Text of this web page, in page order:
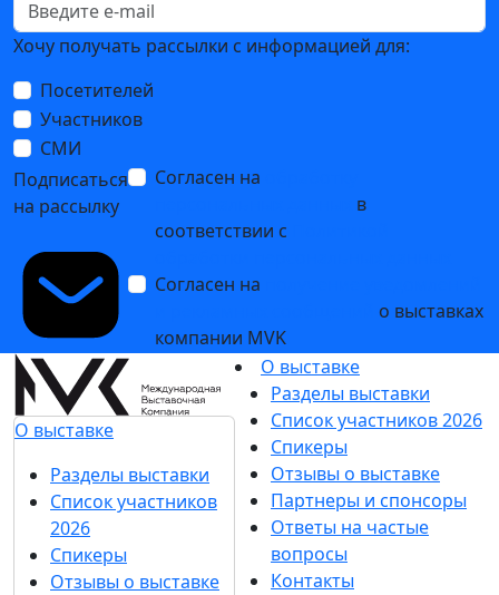
Хочу получать рассылки с информацией для:
Посетителей
Участников
СМИ
Подписаться
на рассылку
Согласен на
в
соответствии с
Согласен на
о выставках
компании MVK
О выставке
Разделы выставки
Список участников
2026
Спикеры
Отзывы о выставке
О выставке
Разделы выставки
Список участников 2026
Спикеры
Отзывы о выставке
Партнеры и спонсоры
Ответы на частые
вопросы
Контакты